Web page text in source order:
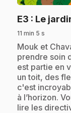
E3 : Le
11 min 5 s
.Mouk et
prendre soin
est partie en
un toit, des
c'est
à l’horizon.
lire les